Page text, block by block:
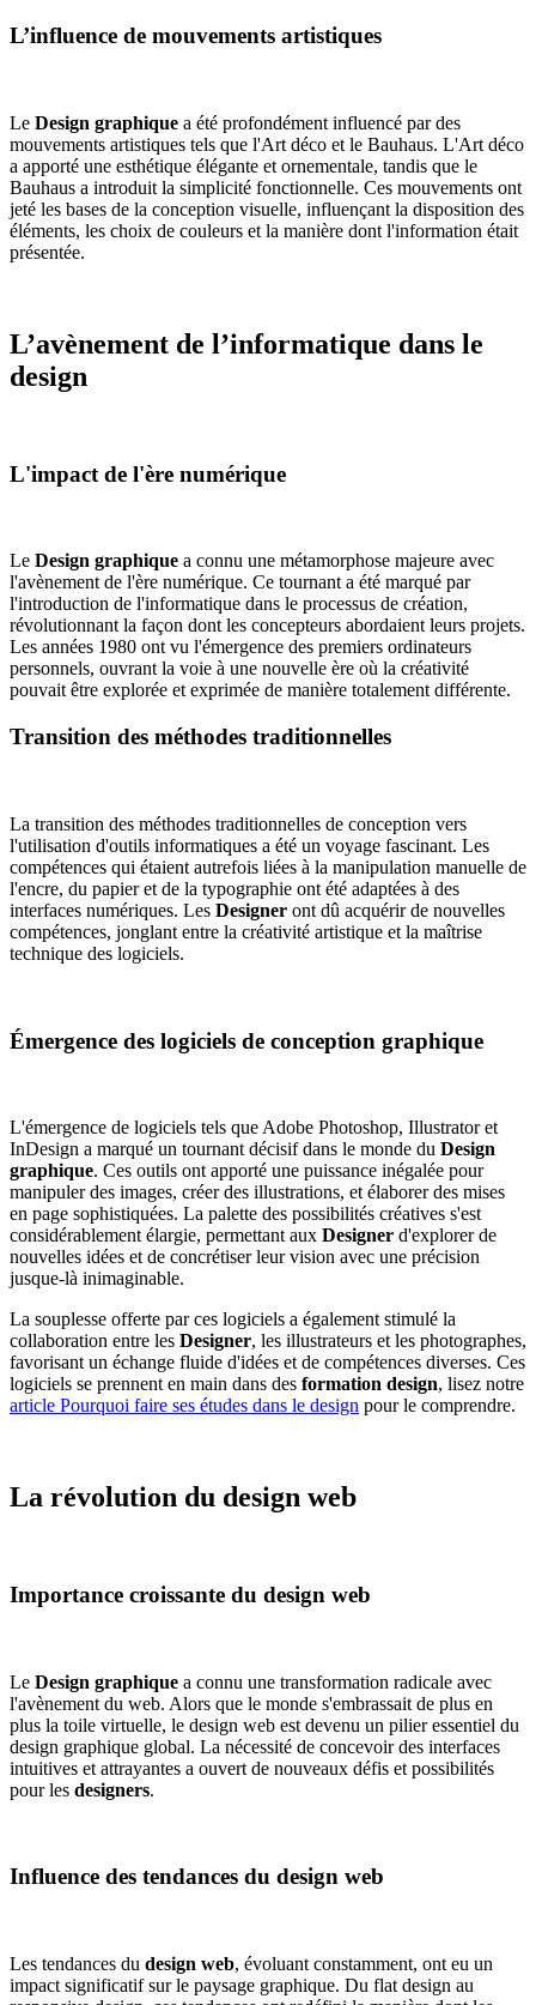
L’influence de mouvements artistiques
Le Design graphique a été profondément influencé par des
mouvements artistiques tels que l'Art déco et le Bauhaus. L'Art déco
a apporté une esthétique élégante et ornementale, tandis que le
Bauhaus a introduit la simplicité fonctionnelle. Ces mouvements ont
jeté les bases de la conception visuelle, influençant la disposition des
éléments, les choix de couleurs et la manière dont l'information était
présentée.
L’avènement de l’informatique dans le
design
L'impact de l'ère numérique
Le Design graphique a connu une métamorphose majeure avec
l'avènement de l'ère numérique. Ce tournant a été marqué par
l'introduction de l'informatique dans le processus de création,
révolutionnant la façon dont les concepteurs abordaient leurs projets.
Les années 1980 ont vu l'émergence des premiers ordinateurs
personnels, ouvrant la voie à une nouvelle ère où la créativité
pouvait être explorée et exprimée de manière totalement différente.
Transition des méthodes traditionnelles
La transition des méthodes traditionnelles de conception vers
l'utilisation d'outils informatiques a été un voyage fascinant. Les
compétences qui étaient autrefois liées à la manipulation manuelle de
l'encre, du papier et de la typographie ont été adaptées à des
interfaces numériques. Les Designer ont dû acquérir de nouvelles
compétences, jonglant entre la créativité artistique et la maîtrise
technique des logiciels.
Émergence des logiciels de conception graphique
L'émergence de logiciels tels que Adobe Photoshop, Illustrator et
InDesign a marqué un tournant décisif dans le monde du Design
graphique. Ces outils ont apporté une puissance inégalée pour
manipuler des images, créer des illustrations, et élaborer des mises
en page sophistiquées. La palette des possibilités créatives s'est
considérablement élargie, permettant aux Designer d'explorer de
nouvelles idées et de concrétiser leur vision avec une précision
jusque-là inimaginable.
La souplesse offerte par ces logiciels a également stimulé la
collaboration entre les Designer, les illustrateurs et les photographes,
favorisant un échange fluide d'idées et de compétences diverses. Ces
logiciels se prennent en main dans des formation design, lisez notre
article Pourquoi faire ses études dans le design pour le comprendre.
La révolution du design web
Importance croissante du design web
Le Design graphique a connu une transformation radicale avec
l'avènement du web. Alors que le monde s'embrassait de plus en
plus la toile virtuelle, le design web est devenu un pilier essentiel du
design graphique global. La nécessité de concevoir des interfaces
intuitives et attrayantes a ouvert de nouveaux défis et possibilités
pour les designers.
Influence des tendances du design web
Les tendances du design web, évoluant constamment, ont eu un
impact significatif sur le paysage graphique. Du flat design au